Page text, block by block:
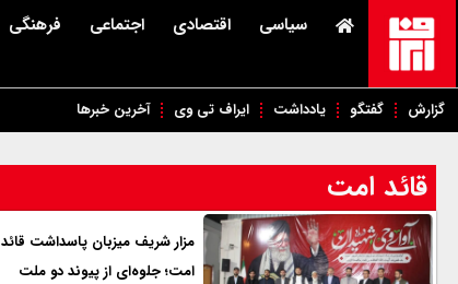
سیاسی اقتصادی اجتماعی فرهنگی
گزارش گفتگو یادداشت ایراف تی وی آخرین خبرها
قائد امت
مزار شریف میزبان پاسداشت قائد
امت؛ جلوه‌ای از پیوند دو ملت